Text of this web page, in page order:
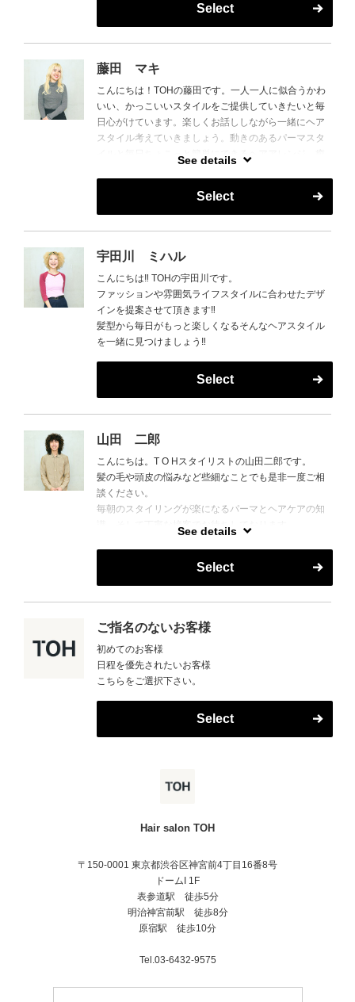
歳を重ねながら個性もアップデートできるヘアスタイ
ル。わたしに是非任せて下さい。お待ちしております♪
Select
藤田 マキ
こんにちは！TOHの藤田です。一人一人に似合うかわ
いい、かっこいいスタイルをご提供していきたいと毎
日心がけています。楽しくお話ししながら一緒にヘア
スタイル考えていきましょう。動きのあるパーマスタ
See details
Select
宇田川 ミハル
こんにちは‼︎ TOHの宇田川です。
ファッションや雰囲気ライフスタイルに合わせたデザ
インを提案させて頂きます‼︎
髪型から毎日がもっと楽しくなるそんなヘアスタイル
を一緒に見つけましょう‼︎
Select
山田 二郎
こんにちは。T O Hスタイリストの山田二郎です。
髪の毛や頭皮の悩みなど些細なことでも是非一度ご相
談ください。
毎朝のスタイリングが楽になるパーマとヘアケアの知
よろしくお願いします。
See details
Select
ご指名のないお客様
初めてのお客様
日程を優先されたいお客様
こちらをご選択下さい。
Select
Hair salon TOH
〒150-0001 東京都渋谷区神宮前4丁目16番8号
ドームI 1F
表参道駅 徒歩5分
明治神宮前駅 徒歩8分
原宿駅 徒歩10分
Tel.03-6432-9575